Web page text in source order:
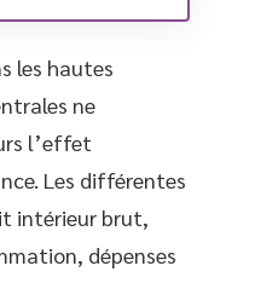
les hautes
ne
l’effet
Les différentes
intérieur brut,
dépenses